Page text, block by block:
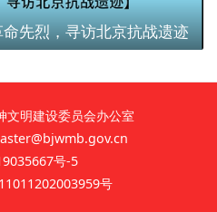
先烈，寻访北京抗战遗迹
文明建设委员会办公室
号-5
号